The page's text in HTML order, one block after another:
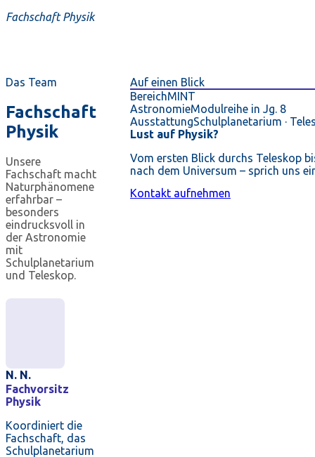
Fachschaft Physik
Das Team
Fachschaft
Physik
Unsere
Fachschaft macht
Naturphänomene
erfahrbar –
besonders
eindrucksvoll in
der Astronomie
mit
Schulplanetarium
und Teleskop.
N. N.
Fachvorsitz
Physik
Koordiniert die
Fachschaft, das
Schulplanetarium
Auf einen Blick
BereichMINT
AstronomieModulreihe in Jg. 8
AusstattungSchulplanetarium ·
Lust auf Physik?
Vom ersten Blick durchs Teleskop
nach dem Universum – sprich uns
Kontakt aufnehmen